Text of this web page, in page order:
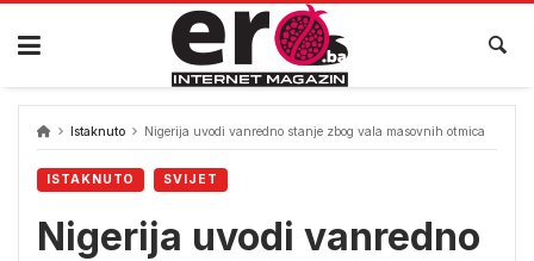
Skip
content
Istaknuto Nigerija uvodi vanredno stanje zbog vala masovnih otmica
ISTAKNUTO SVIJET
Nigerija uvodi vanredno